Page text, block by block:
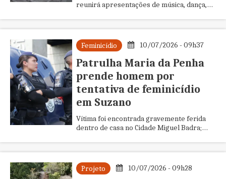
reunirá apresentações de música, dança,
Feminicídio 10/07/2026 - 09h37
Patrulha Maria da Penha
prende homem por
tentativa de feminicídio
em Suzano
Vítima foi encontrada gravemente ferida
dentro de casa no Cidade Miguel Badra;
Projeto 10/07/2026 - 09h28